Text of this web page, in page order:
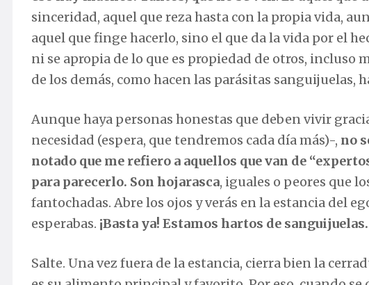
sinceridad, aquel que reza hasta con la propia vida,
aquel que finge hacerlo, sino el que da la vida por el
ni se apropia de lo que es propiedad de otros,
de los demás, como hacen las parásitas sanguijuelas,
Aunque haya personas honestas que deben vivir
necesidad (espera, que tendremos cada día más)-, no
notado que me refiero a aquellos que van de
para parecerlo. Son hojarasca, iguales o peores que
fantochadas. Abre los ojos y verás en la estancia del
esperabas. ¡Basta ya! Estamos hartos de
Salte. Una vez fuera de la estancia, cierra bien la